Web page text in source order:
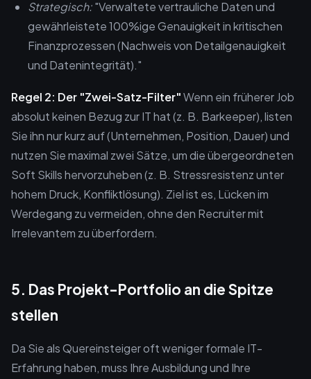
Strategisch:"Verwaltete vertrauliche Daten und
gewährleistete 100%ige Genauigkeit in kritischen
Finanzprozessen (Nachweis von Detailgenauigkeit
und Datenintegrität)."
Regel 2: Der "Zwei-Satz-Filter"Wenn ein früherer Job
absolut keinen Bezug zur IT hat (z. B. Barkeeper), listen
Sie ihn nur kurz auf (Unternehmen, Position, Dauer) und
nutzen Sie maximal zwei Sätze, um die übergeordneten
Soft Skills hervorzuheben (z. B. Stressresistenz unter
hohem Druck, Konfliktlösung). Ziel ist es, Lücken im
Werdegang zu vermeiden, ohne den Recruiter mit
Irrelevantem zu überfordern.
5. Das Projekt-Portfolio an die Spitze
stellen
Da Sie als Quereinsteiger oft weniger formale IT-
Erfahrung haben, muss Ihre Ausbildung und Ihre